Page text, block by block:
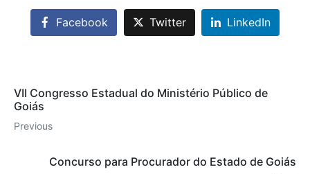
Facebook Twitter LinkedIn
VII Congresso Estadual do Ministério Público de
Goiás
Previous
Concurso para Procurador do Estado de Goiás